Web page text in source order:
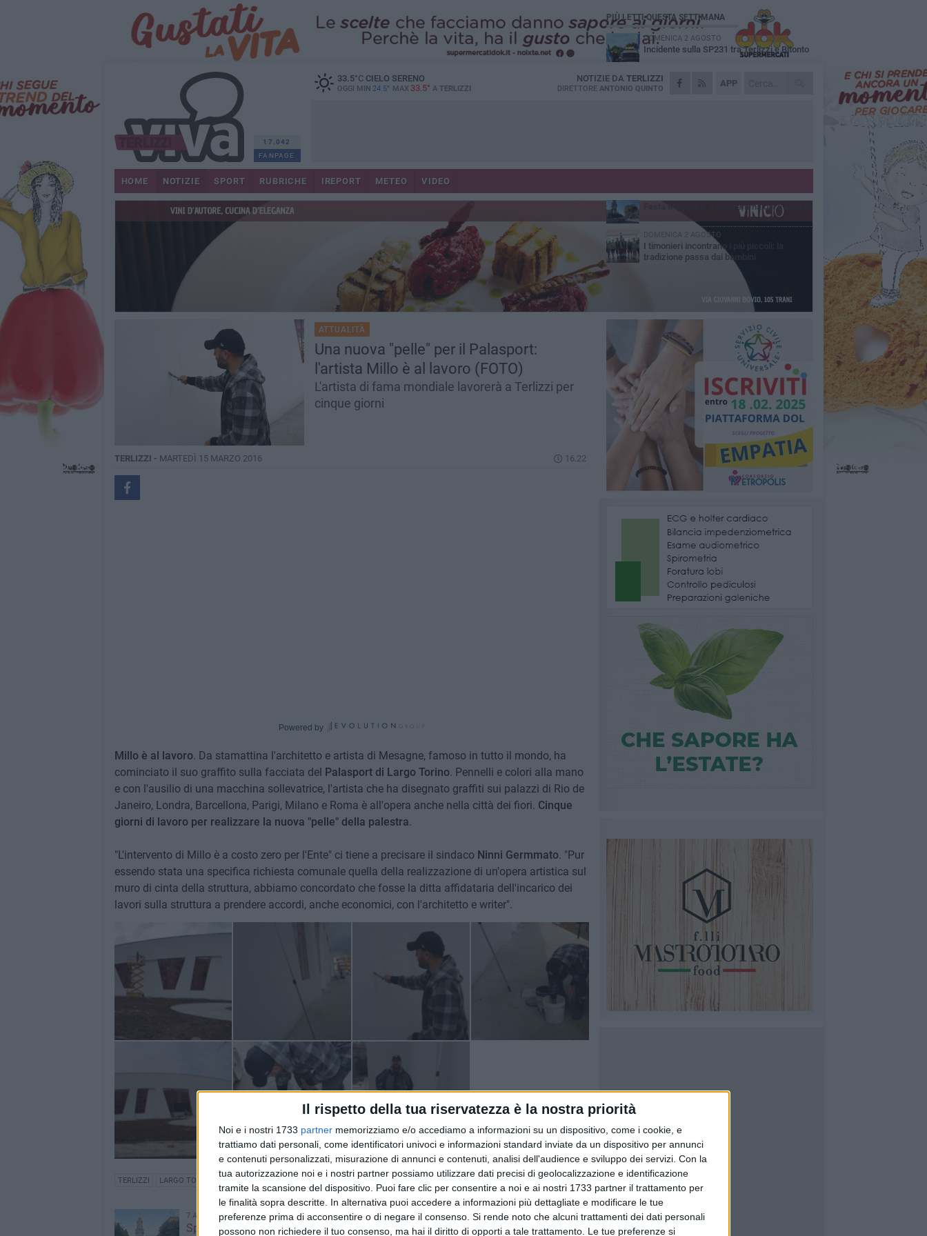
Il rispetto della tua riservatezza è la nostra priorità
Noi e i nostri 1733 partner memorizziamo e/o accediamo a informazioni su un dispositivo, come i cookie, e
trattiamo dati personali, come identificatori univoci e informazioni standard inviate da un dispositivo per annunci
e contenuti personalizzati, misurazione di annunci e contenuti, analisi dell'audience e sviluppo dei servizi. Con la
tua autorizzazione noi e i nostri partner possiamo utilizzare dati precisi di geolocalizzazione e identificazione
tramite la scansione del dispositivo. Puoi fare clic per consentire a noi e ai nostri 1733 partner il trattamento per
le finalità sopra descritte. In alternativa puoi accedere a informazioni più dettagliate e modificare le tue
preferenze prima di acconsentire o di negare il consenso. Si rende noto che alcuni trattamenti dei dati personali
possono non richiedere il tuo consenso, ma hai il diritto di opporti a tale trattamento. Le tue preferenze si
17.042
FANPAGE
33.5°CCIELO SERENO
OGGI MIN 24.5° MAX 33.5° A TERLIZZI
APP
NOTIZIE DA TERLIZZI
DIRETTORE ANTONIO QUINTO
HOME NOTIZIE SPORT RUBRICHE IREPORT METEO VIDEO
ATTUALITÀ
Una nuova "pelle" per il Palasport:
l'artista Millo è al lavoro (FOTO)
L'artista di fama mondiale lavorerà a Terlizzi per
cinque giorni
TERLIZZI - MARTEDÌ 15 MARZO 2016 16.22
Powered by
Millo è al lavoro. Da stamattina l'architetto e artista di Mesagne, famoso in tutto il mondo, ha
cominciato il suo graffito sulla facciata del Palasport di Largo Torino. Pennelli e colori alla mano
e con l'ausilio di una macchina sollevatrice, l'artista che ha disegnato graffiti sui palazzi di Rio de
Janeiro, Londra, Barcellona, Parigi, Milano e Roma è all'opera anche nella città dei fiori. Cinque
giorni di lavoro per realizzare la nuova "pelle" della palestra.
"L'intervento di Millo è a costo zero per l'Ente" ci tiene a precisare il sindaco Ninni Germmato. "Pur
essendo stata una specifica richiesta comunale quella della realizzazione di un'opera artistica sul
muro di cinta della struttura, abbiamo concordato che fosse la ditta affidataria dell'incarico dei
lavori sulla struttura a prendere accordi, anche economici, con l'architetto e writer".
TERLIZZI LARGO TORINO
7 AGOSTO 2026
Spostato il Carro Trionfale dal
7 AGOSTO 2026
Nella notte tra il 7 e l'8 agosto il
PIÙ LETTI QUESTA SETTIMANA
DOMENICA 2 AGOSTO
Incidente sulla SP231 tra Terlizzi e Bitonto
LUNEDÌ 3 AGOSTO
Gatto senza vita sul marciapiede: macabro
Mini Carro, una tradizione che guarda al
GIOVEDÌ 6 AGOSTO
Festa Maggiore, il programma del 6 agosto
DOMENICA 2 AGOSTO
I timonieri incontrano i più piccoli: la
tradizione passa dai bambini